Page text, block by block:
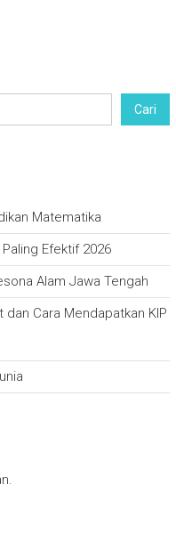
Cari
Matematika
Efektif 2026
Alam Jawa Tengah
dan Cara Mendapatkan KIP